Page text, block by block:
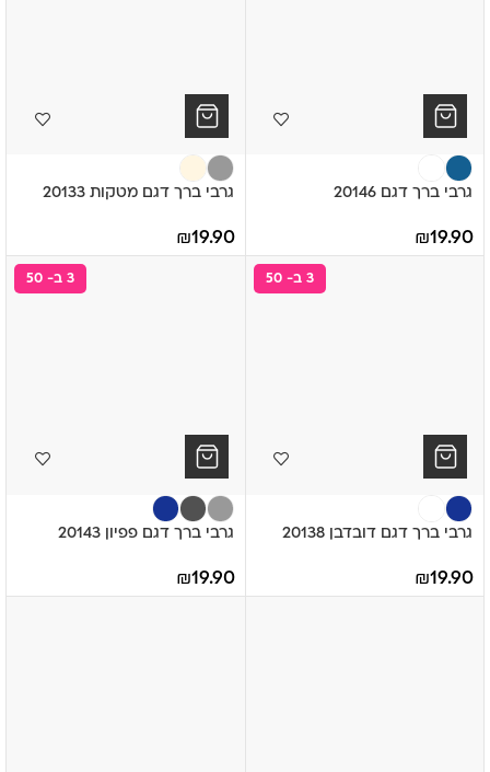
גרבי ברך דגם 20146
19.90
₪
גרבי ברך דגם מטקות 20133
19.90
₪
3 ב- 50
גרבי ברך דגם דובדבן 20138
19.90
₪
3 ב- 50
גרבי ברך דגם פפיון 20143
19.90
₪